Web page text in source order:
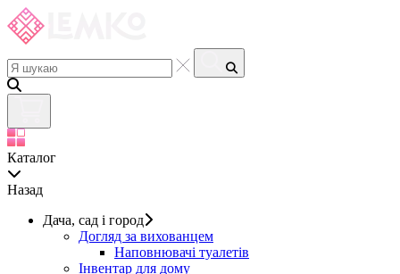
Каталог
Назад
Дача, сад і город
Догляд за вихованцем
Наповнювачі туалетів
Інвентар для дому